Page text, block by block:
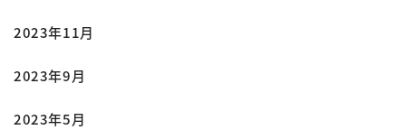
2023年11月
2023年9月
2023年5月